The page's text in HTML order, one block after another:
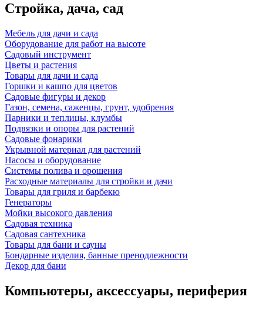
Стройка, дача, сад
Мебель для дачи и сада
Оборудование для работ на высоте
Садовый инструмент
Цветы и растения
Товары для дачи и сада
Горшки и кашпо для цветов
Садовые фигуры и декор
Газон, семена, саженцы, грунт, удобрения
Парники и теплицы, клумбы
Подвязки и опоры для растений
Садовые фонарики
Укрывной материал для растений
Насосы и оборудование
Системы полива и орошения
Расходные материалы для стройки и дачи
Товары для гриля и барбекю
Генераторы
Мойки высокого давления
Садовая техника
Садовая сантехника
Товары для бани и сауны
Бондарные изделия, банные пренодлежности
Декор для бани
Компьютеры, аксессуары, периферия